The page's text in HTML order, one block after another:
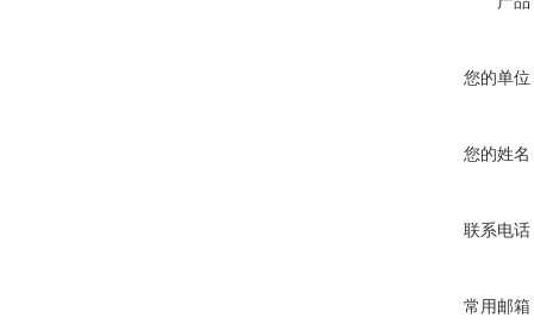
您的单位
您的姓名
联系电话
常用邮箱